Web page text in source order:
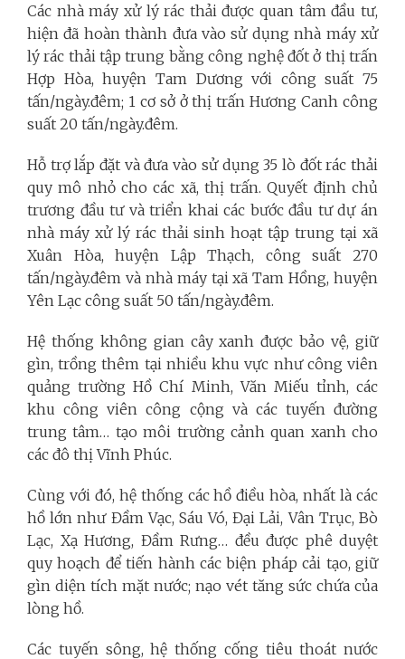
Các nhà máy xử lý rác thải được quan tâm đầu tư,
hiện đã hoàn thành đưa vào sử dụng nhà máy xử
lý rác thải tập trung bằng công nghệ đốt ở thị trấn
Hợp Hòa, huyện Tam Dương với công suất 75
tấn/ngày.đêm; 1 cơ sở ở thị trấn Hương Canh công
suất 20 tấn/ngày.đêm.
Hỗ trợ lắp đặt và đưa vào sử dụng 35 lò đốt rác thải
quy mô nhỏ cho các xã, thị trấn. Quyết định chủ
trương đầu tư và triển khai các bước đầu tư dự án
nhà máy xử lý rác thải sinh hoạt tập trung tại xã
Xuân Hòa, huyện Lập Thạch, công suất 270
tấn/ngày.đêm và nhà máy tại xã Tam Hồng, huyện
Yên Lạc công suất 50 tấn/ngày.đêm.
Hệ thống không gian cây xanh được bảo vệ, giữ
gìn, trồng thêm tại nhiều khu vực như công viên
quảng trường Hồ Chí Minh, Văn Miếu tỉnh, các
khu công viên công cộng và các tuyến đường
trung tâm… tạo môi trường cảnh quan xanh cho
các đô thị Vĩnh Phúc.
Cùng với đó, hệ thống các hồ điều hòa, nhất là các
hồ lớn như Đầm Vạc, Sáu Vó, Đại Lải, Vân Trục, Bò
Lạc, Xạ Hương, Đầm Rưng… đều được phê duyệt
quy hoạch để tiến hành các biện pháp cải tạo, giữ
gìn diện tích mặt nước; nạo vét tăng sức chứa của
lòng hồ.
Các tuyến sông, hệ thống cống tiêu thoát nước